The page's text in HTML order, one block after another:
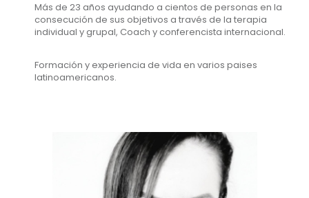
Más de 23 años ayudando a cientos de personas en la
consecución de sus objetivos a través de la terapia
individual y grupal, Coach y conferencista internacional.
Formación y experiencia de vida en varios paises
latinoamericanos.